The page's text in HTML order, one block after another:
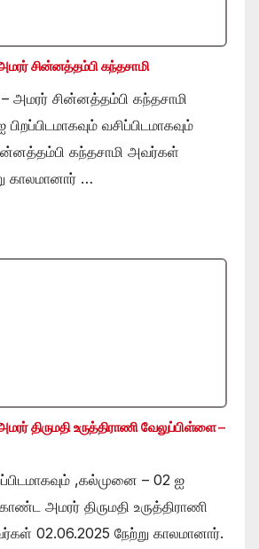
சின்னத்தம்பி கந்தசாமி
அமரர் சின்னத்தம்பி கந்தசாமி
பிறப்பிடமாகவும் வசிப்பிடமாகவும்
கந்தசாமி அவர்கள்
காலமானார் …
திருமதி உருத்திராணி வேலுப்பிள்ளை –
,கல்முனை – 02 ஐ
அமரர் திருமதி உருத்திராணி
02.06.2025 நேற்று காலமானார்.